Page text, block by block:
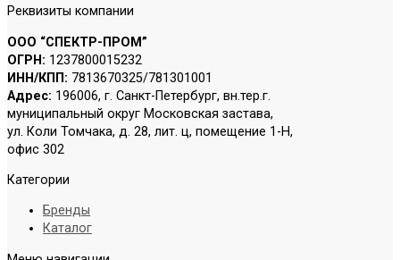
Реквизиты компании
ООО “СПЕКТР-ПРОМ”
ОГРН: 1237800015232
ИНН/КПП: 7813670325/781301001
Адрес: 196006, г. Санкт-Петербург, вн.тер.г.
муниципальный округ Московская застава,
ул. Коли Томчака, д. 28, лит. ц, помещение 1-Н,
офис 302
Категории
Бренды
Каталог